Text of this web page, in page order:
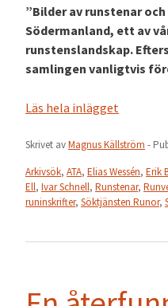
”Bilder av runstenar
Södermanland, ett av
runstenslandskap.
samlingen vanligtvis
Läs hela inlägget
Skrivet avMagnus Källström -
Arkivsök, ATA, Elias Wessén, Erik
Ell, Ivar Schnell, Runstenar,
runinskrifter, Söktjänsten Runor,